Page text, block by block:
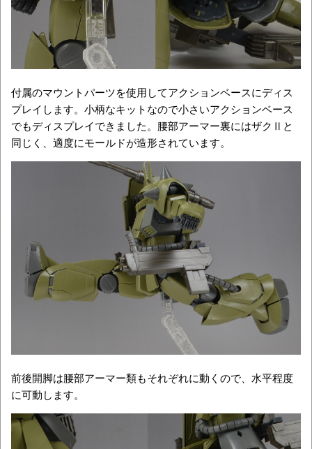
付属のマウントパーツを使用してアクションベースにディス
プレイします。小柄なキットなので小さいアクションベース
でもディスプレイできました。腰部アーマー裏にはザクⅡと
同じく、適度にモールドが造形されています。
前後開脚は腰部アーマー類もそれぞれに動くので、水平程度
に可動します。